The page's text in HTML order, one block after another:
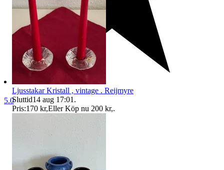
5.0
Ljusstakar Kristall , vintage . Reijmyre
Sluttid14 aug 17:01 .
Pris:170 kr,Eller Köp nu 200 kr,.